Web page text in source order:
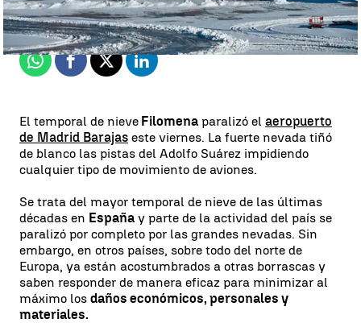
Actualizado:12 de enero de 2021, 08:59
Publicado:11 de enero de 2021, 15:51
WhatsappFacebook
X Linkedin
El temporal de nieve Filomena paralizó el aeropuerto
de Madrid Barajas este viernes. La fuerte nevada tiñó
de blanco las pistas del Adolfo Suárez impidiendo
cualquier tipo de movimiento de aviones.
Se trata del mayor temporal de nieve de las últimas
décadas en España y parte de la actividad del país se
paralizó por completo por las grandes nevadas. Sin
embargo, en otros países, sobre todo del norte de
Europa, ya están acostumbrados a otras borrascas y
saben responder de manera eficaz para minimizar al
máximo los daños económicos, personales y
materiales.